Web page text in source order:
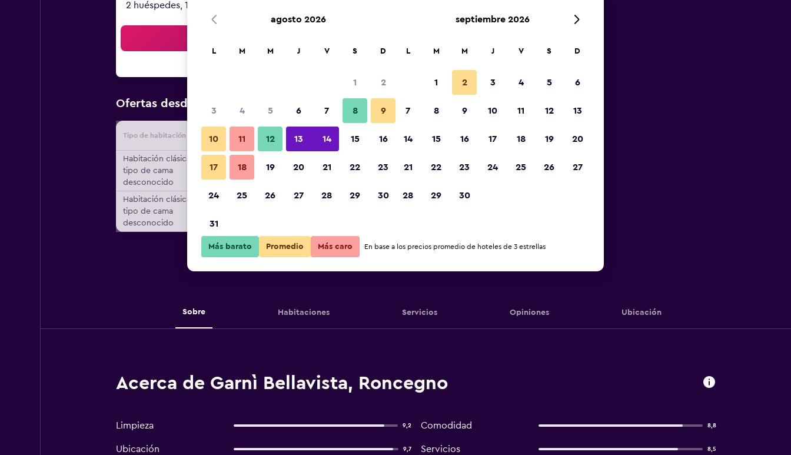
2 huéspedes, 1 habitación
Ofertas desde Oferta más barata de precio por noche
Tipo de habitación Proveedor Total noche
Habitación clásica,
tipo de cama
desconocido
$148 Ver oferta
Habitación clásica,
tipo de cama
desconocido
Sobre Habitaciones Servicios Opiniones Ubicación
Acerca de Garnì Bellavista, Roncegno
Limpieza 9,2 Comodidad 8,8
Ubicación 9,7 Servicios 8,5
agosto 2026
L M M J V S D
1 2
3 4 5 6 7 8 9
10 11 12 13 14 15 16
17 18 19 20 21 22 23
24 25 26 27 28 29 30
31
septiembre 2026
L M M J V S D
1 2 3 4 5 6
7 8 9 10 11 12 13
14 15 16 17 18 19 20
21 22 23 24 25 26 27
28 29 30
Más barato Promedio Más caro En base a los precios promedio de hoteles de 3 estrellas